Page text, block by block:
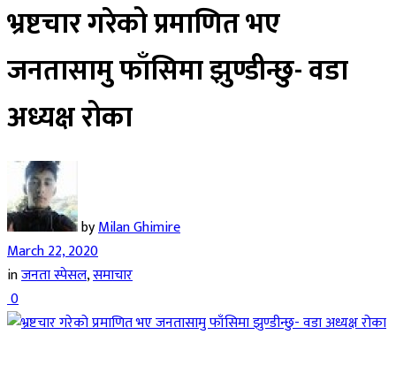
भ्रष्टचार गरेको प्रमाणित भए
जनतासामु फाँसिमा झुण्डीन्छु- वडा
अध्यक्ष रोका
byMilan Ghimire
March 22, 2020
inजनता स्पेसल,समाचार
0